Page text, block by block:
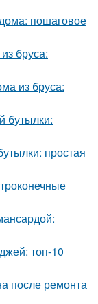
пошаговое
бруса:
из бруса:
бутылки:
простая
топ-10
после ремонта